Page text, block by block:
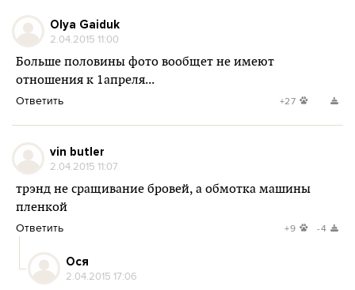
Olya Gaiduk
2.04.2015 11:00
Больше половины фото вообщет не имеют
отношения к 1апреля...
Ответить +27
vin butler
2.04.2015 11:07
трэнд не сращивание бровей, а обмотка машины
пленкой
Ответить +9 -4
Ося
2.04.2015 17:06